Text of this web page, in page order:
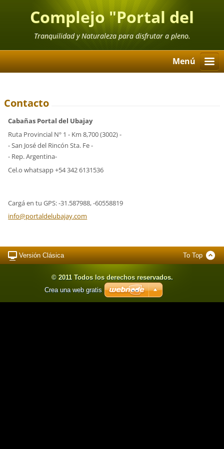
Complejo "Portal del
Ubajay"
Tranquilidad y Naturaleza para disfrutar a pleno.
Menú
Contacto
Cabañas Portal del Ubajay
Ruta Provincial Nº 1 - Km 8,700 (3002) -
- San José del Rincón Sta. Fe -
- Rep. Argentina-
Cel.o whatsapp +54 342 6131536
Cargá en tu GPS: -31.587988, -60558819
info@portaldelubajay.com
Versión Clásica To Top
© 2011 Todos los derechos reservados.
Crea una web gratis